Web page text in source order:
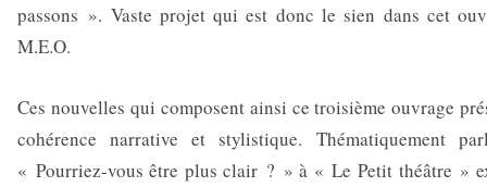
passons ». Vaste projet qui est donc le sien dans cet
M.E.O.
Ces nouvelles qui composent ainsi ce troisième ouvrage
cohérence narrative et stylistique. Thématiquement
« Pourriez-vous être plus clair ? » à « Le Petit théâtre »